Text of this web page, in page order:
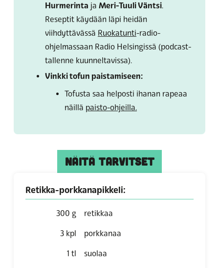
Hurmerinta ja Meri-Tuuli Väntsi.
Reseptit käydään läpi heidän
viihdyttävässä Ruokatunti-radio-
ohjelmassaan Radio Helsingissä (podcast-
tallenne kuunneltavissa).
Vinkki tofun paistamiseen:
Tofusta saa helposti ihanan rapeaa
näillä paisto-ohjeilla.
NÄITÄ TARVITSET
Retikka-porkkanapikkeli:
300 g retikkaa
3 kpl porkkanaa
1 tl suolaa